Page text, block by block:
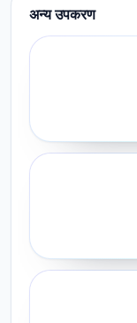
अन्य उपकरण